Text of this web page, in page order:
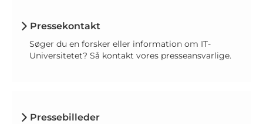
Pressekontakt
Søger du en forsker eller information om IT-
Universitetet? Så kontakt vores presseansvarlige.
Pressebilleder